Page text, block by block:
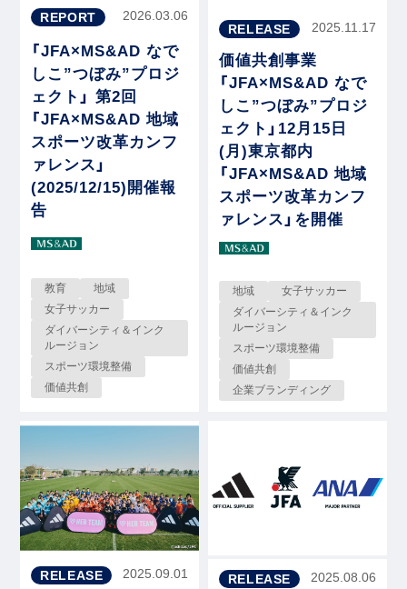
REPORT 2026.03.06
「JFA×MS&AD なで
しこ”つぼみ”プロジ
ェクト」 第2回
「JFA×MS&AD 地域
スポーツ改革カンフ
ァレンス」
(2025/12/15)開催報
告
教育
地域
女子サッカー
ダイバーシティ＆インク
ルージョン
スポーツ環境整備
価値共創
RELEASE 2025.11.17
価値共創事業
「JFA×MS&AD なで
しこ”つぼみ”プロジ
ェクト」12月15日
(月)東京都内
「JFA×MS&AD 地域
スポーツ改革カンフ
ァレンス」を開催
地域
女子サッカー
ダイバーシティ＆インク
ルージョン
スポーツ環境整備
価値共創
企業ブランディング
RELEASE 2025.09.01 RELEASE 2025.08.06